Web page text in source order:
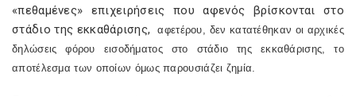
«πεθαμένες» επιχειρήσεις που αφενός βρίσκονται στο
στάδιο της εκκαθάρισης,
αφετέρου, δεν κατατέθηκαν οι αρχικές
δηλώσεις φόρου εισοδήματος στο στάδιο της εκκαθάρισης, το
αποτέλεσμα των οποίων όμως παρουσιάζει ζημία.